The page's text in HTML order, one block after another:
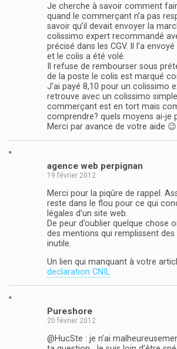
Je cherche à savoir comment
quand le commerçant n’a pas
savoir qu’il devait envoyer la
colissimo expert recommandé
précisé dans les CGV. Il l’a
et le colis a été volé.
Il refuse de rembourser sous
de la poste le colis est marqué
J’ai payé 8,10 pour un colissimo
retrouve avec un colissimo
commerçant est en tort mais
comprendre? quels moyens ai-je
Merci par avance de votre aide 😉
"
agence web perpignan
19 février 2012
Merci pour la piqûre de rappel.
reste dans le flou pour ce qui
légales d’un site web.
De peur d’oublier quelque chose
des mentions qui remplissent des
inutile.
Un lien qui manquant à votre
declaration CNIL
"
Pureshore
20 février 2012
@HucSte : je n’ai